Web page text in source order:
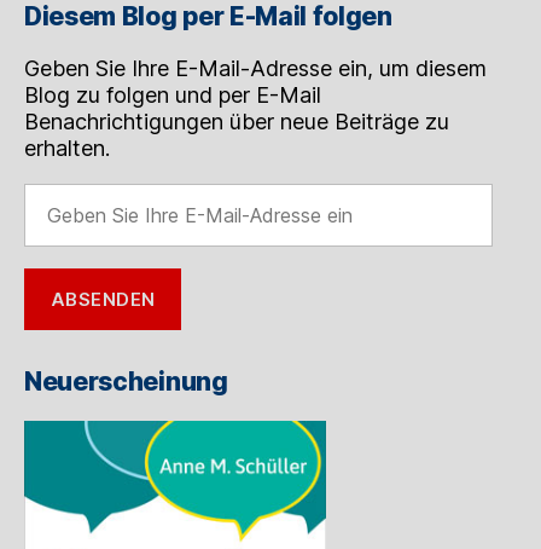
Diesem Blog per E-Mail folgen
Geben Sie Ihre E-Mail-Adresse ein, um diesem
Blog zu folgen und per E-Mail
Benachrichtigungen über neue Beiträge zu
erhalten.
Sie
Ihre
E-
Mail-
Adresse
ABSENDEN
Neuerscheinung